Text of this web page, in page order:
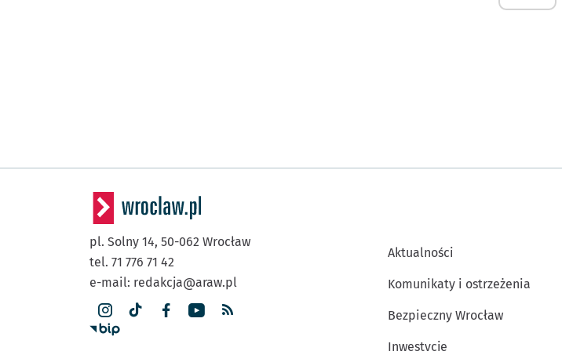
pl. Solny 14, 50-062 Wrocław
tel. 71 776 71 42
e-mail: redakcja@araw.pl
Aktualności
Komunikaty i ostrzeżenia
Bezpieczny Wrocław
Inwestycje